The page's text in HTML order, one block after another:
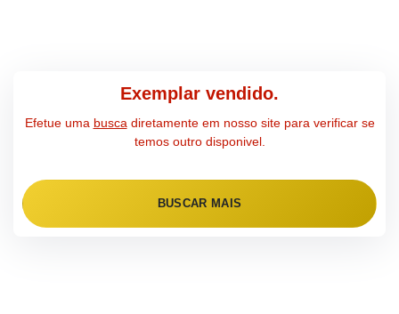
Exemplar vendido.
Efetue uma busca diretamente em nosso site para verificar se
temos outro disponivel.
BUSCAR MAIS